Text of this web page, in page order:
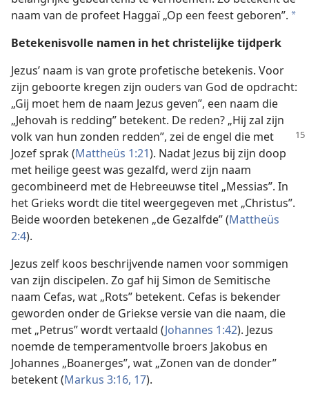
naam van de profeet Haggaï „Op een feest geboren”. *
Betekenisvolle namen in het christelijke tijdperk
Jezus’ naam is van grote profetische betekenis. Voor
zijn geboorte kregen zijn ouders van God de opdracht:
„Gij moet hem de naam Jezus geven”, een naam die
„Jehovah is redding” betekent. De reden? „Hij zal zijn
volk van hun zonden redden”, zei de engel die met
Jozef sprak (Mattheüs 1:21). Nadat Jezus bij zijn doop
met heilige geest was gezalfd, werd zijn naam
gecombineerd met de Hebreeuwse titel „Messias”. In
het Grieks wordt die titel weergegeven met „Christus”.
Beide woorden betekenen „de Gezalfde” (Mattheüs
2:4).
Jezus zelf koos beschrijvende namen voor sommigen
van zijn discipelen. Zo gaf hij Simon de Semitische
naam Cefas, wat „Rots” betekent. Cefas is bekender
geworden onder de Griekse versie van die naam, die
met „Petrus” wordt vertaald (Johannes 1:42). Jezus
noemde de temperamentvolle broers Jakobus en
Johannes „Boanerges”, wat „Zonen van de donder”
betekent (Markus 3:16, 17).